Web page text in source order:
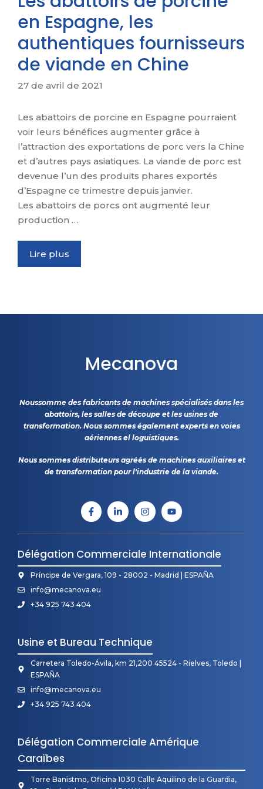
en Espagne, les
authentiques fournisseurs
de viande en Chine
27 de avril de 2021
Les abattoirs de porcine en Espagne pourraient
voir leurs bénéfices augmenter grâce à
l’attraction des exportations de porc vers la Chine
et d’autres pays asiatiques. La viande de porc est
devenue l’un des produits phares exportés
d’Espagne ce trimestre depuis janvier.
Les abattoirs de porcs ont augmenté leur
production …
Lire plus
Mecanova
Noussomme des fabricants de machines spécialisés dans les
abattoirs, les salles de découpe et les usines de
transformation. Nous sommes également experts en voies
aériennes el loguistiques.
Nous sommes distributeurs agréés de machines auxiliaires et
de transformation pour l'industrie de la viande.
Délégation Commerciale Internationale
Príncipe de Vergara, 109 - 28002 - Madrid | ESPAÑA
info@mecanova.eu
+34 925 743 404
Usine et Bureau Technique
Carretera Toledo-Ávila, km 21,200 45524 - Rielves, Toledo |
ESPAÑA
info@mecanova.eu
+34 925 743 404
Délégation Commerciale Amérique
Caraïbes
Torre Banistmo, Oficina 1030 Calle Aquilino de la Guardia,